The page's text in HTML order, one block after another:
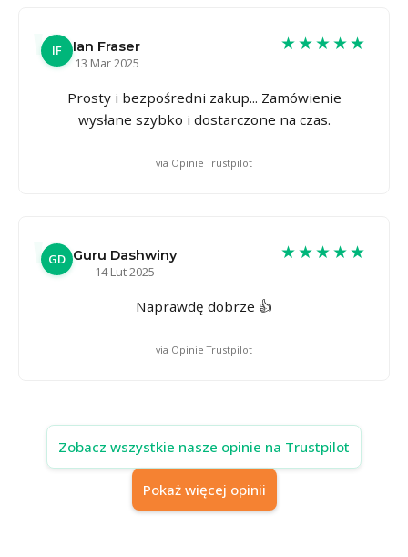
IF
Ian Fraser
13 Mar 2025
★★★★★
Prosty i bezpośredni zakup... Zamówienie
wysłane szybko i dostarczone na czas.
via Opinie Trustpilot
GD Guru Dashwiny
14 Lut 2025
★★★★★
Naprawdę dobrze 👍
via Opinie Trustpilot
Zobacz wszystkie nasze opinie na Trustpilot
Pokaż więcej opinii